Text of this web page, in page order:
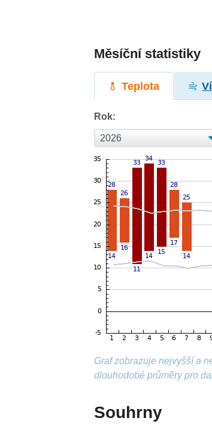
Měsíční statistiky
Teplota
Rok:
Graf zobrazuje nejvyšší a
dlouhodobé průměry pro
Souhrny